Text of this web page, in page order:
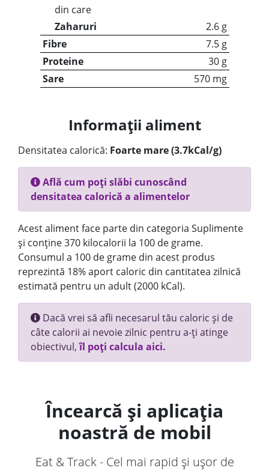
din care
Zaharuri
2.6 g
Fibre
7.5 g
Proteine
30 g
Sare
570 mg
Informații aliment
Densitatea calorică: Foarte mare (3.7kCal/g)
Află cum poți slăbi cunoscând
densitatea calorică a alimentelor
Acest aliment face parte din categoria Suplimente
și conține 370 kilocalorii la 100 de grame.
Consumul a 100 de grame din acest produs
reprezintă 18% aport caloric din cantitatea zilnică
estimată pentru un adult (2000 kCal).
Dacă vrei să afli necesarul tău caloric și de
câte calorii ai nevoie zilnic pentru a-ți atinge
obiectivul,îl poți calcula aici.
Încearcă și aplicația
noastră de mobil
Eat & Track - Cel mai rapid și ușor de